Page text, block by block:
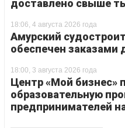
доставлено свыше
18:06, 4 августа 2026 года
Амурский
обеспечен заказами
18:00, 3 августа 2026 года
Центр «Мой бизнес»
образовательную
предпринимателей